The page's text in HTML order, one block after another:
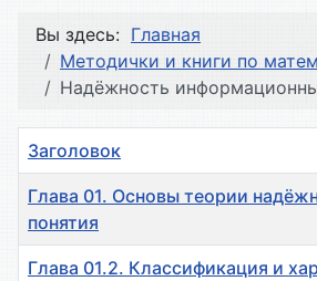
Вы здесь: Главная
Методички и книги по
Надёжность
Заголовок
Глава 01. Основы теории
понятия
Глава 01.2. Классификация и